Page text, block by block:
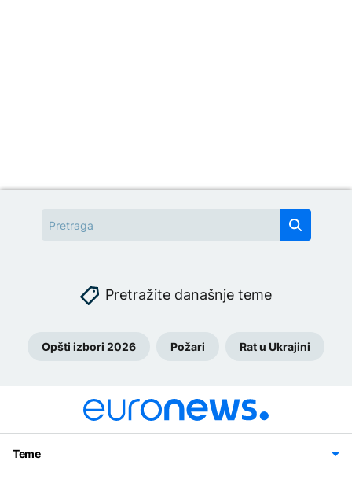
Pretražite današnje teme
Opšti izbori 2026 Požari Rat u Ukrajini
Teme